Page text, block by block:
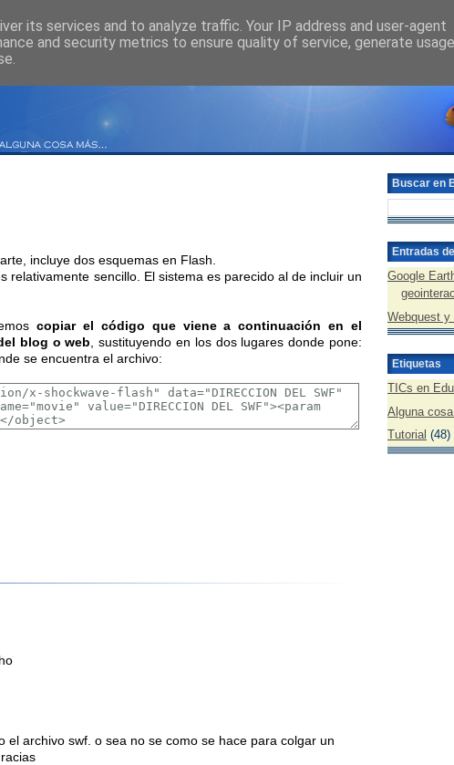
incluye dos esquemas en Flash.
relativamente sencillo. El sistema es parecido al de incluir un
copiar el código que viene a continuación en el
blog o web , sustituyendo en los dos lugares donde pone:
se encuentra el archivo:
el archivo swf. o sea no se como se hace para colgar un
Buscar en
Entradas
Google
Webquest y
Etiquetas
TICs en
Alguna cosa
Tutorial (48)
its services and to analyze traffic. Your IP address and user-agent
and security metrics to ensure quality of service, generate usage